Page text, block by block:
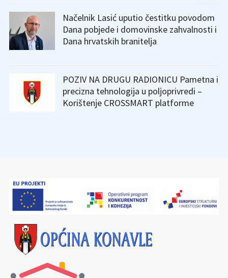
Načelnik Lasić uputio čestitku povodom
Dana pobjede i domovinske zahvalnosti i
Dana hrvatskih branitelja
POZIV NA DRUGU RADIONICU Pametna i
precizna tehnologija u poljoprivredi –
Korištenje CROSSMART platforme